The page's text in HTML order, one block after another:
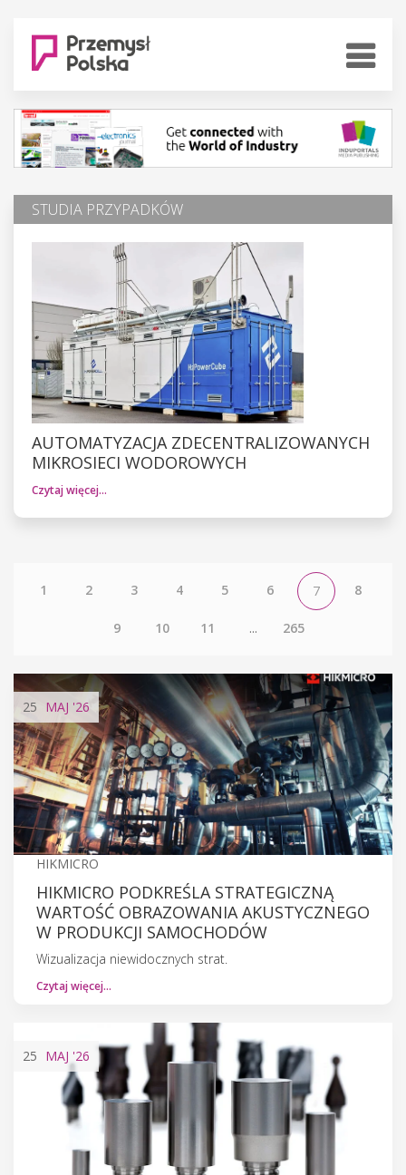
STUDIA PRZYPADKÓW
AUTOMATYZACJA ZDECENTRALIZOWANYCH
MIKROSIECI WODOROWYCH
Czytaj więcej…
1 2 3 4 5 6 7 8
9 10 11 ... 265
25 MAJ '26
HIKMICRO
HIKMICRO PODKREŚLA STRATEGICZNĄ
WARTOŚĆ OBRAZOWANIA AKUSTYCZNEGO
W PRODUKCJI SAMOCHODÓW
Wizualizacja niewidocznych strat.
Czytaj więcej…
25 MAJ '26